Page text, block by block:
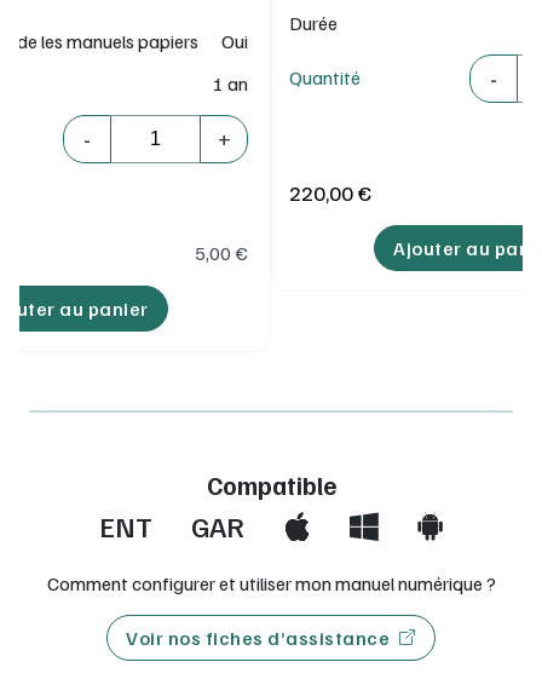
les manuels papiers
Oui
1 an
-
Quantité
+
5,00 €
au panier
Durée
Quantité -
Quantité
220,00 €
Ajouter au
Compatible
ENT GAR
Comment configurer et utiliser mon manuel numérique ?
Voir nos fiches d’assistance